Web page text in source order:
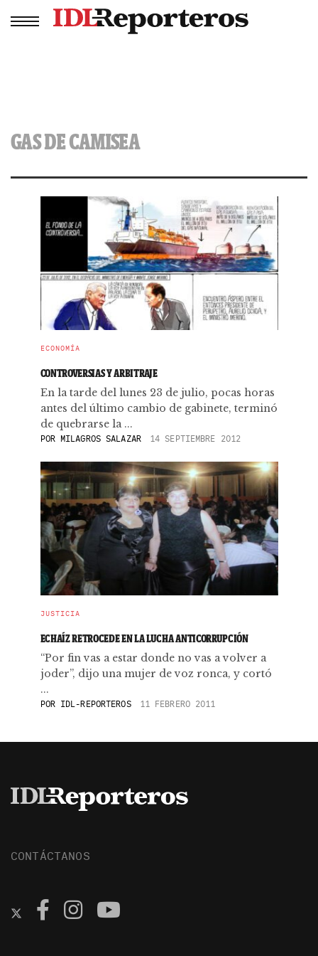
GAS DE CAMISEA
ECONOMÍA
CONTROVERSIAS Y ARBITRAJE
En la tarde del lunes 23 de julio, pocas horas
antes del último cambio de gabinete, terminó
de quebrarse la ...
PORMILAGROS SALAZAR 14 SEPTIEMBRE 2012
JUSTICIA
ECHAÍZ RETROCEDE EN LA LUCHA ANTICORRUPCIÓN
“Por fin vas a estar donde no vas a volver a
joder”, dijo una mujer de voz ronca, y cortó
...
POR IDL-REPORTEROS 11 FEBRERO 2011
CONTÁCTANOS